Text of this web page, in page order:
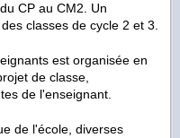
CP au CM2. Un
classes de cycle 2 et 3.
est organisée en
de classe,
de l'enseignant.
de l'école, diverses